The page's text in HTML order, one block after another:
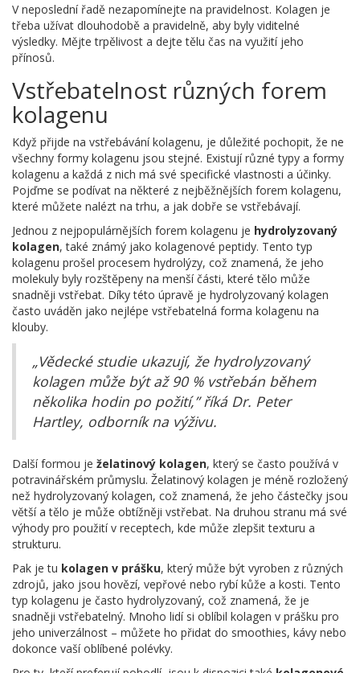
V neposlední řadě nezapomínejte na pravidelnost. Kolagen je
třeba užívat dlouhodobě a pravidelně, aby byly viditelné
výsledky. Mějte trpělivost a dejte tělu čas na využití jeho
přínosů.
Vstřebatelnost různých forem
kolagenu
Když přijde na vstřebávání kolagenu, je důležité pochopit, že ne
všechny formy kolagenu jsou stejné. Existují různé typy a formy
kolagenu a každá z nich má své specifické vlastnosti a účinky.
Pojďme se podívat na některé z nejběžnějších forem kolagenu,
které můžete nalézt na trhu, a jak dobře se vstřebávají.
Jednou z nejpopulárnějších forem kolagenu je hydrolyzovaný
kolagen, také známý jako kolagenové peptidy. Tento typ
kolagenu prošel procesem hydrolýzy, což znamená, že jeho
molekuly byly rozštěpeny na menší části, které tělo může
snadněji vstřebat. Díky této úpravě je hydrolyzovaný kolagen
často uváděn jako nejlépe vstřebatelná forma kolagenu na
klouby.
„Vědecké studie ukazují, že hydrolyzovaný
kolagen může být až 90 % vstřebán během
několika hodin po požití,” říká Dr. Peter
Hartley, odborník na výživu.
Další formou je želatinový kolagen, který se často používá v
potravinářském průmyslu. Želatinový kolagen je méně rozložený
než hydrolyzovaný kolagen, což znamená, že jeho částečky jsou
větší a tělo je může obtížněji vstřebat. Na druhou stranu má své
výhody pro použití v receptech, kde může zlepšit texturu a
strukturu.
Pak je tu kolagen v prášku, který může být vyroben z různých
zdrojů, jako jsou hovězí, vepřové nebo rybí kůže a kosti. Tento
typ kolagenu je často hydrolyzovaný, což znamená, že je
snadněji vstřebatelný. Mnoho lidí si oblíbil kolagen v prášku pro
jeho univerzálnost – můžete ho přidat do smoothies, kávy nebo
dokonce vaší oblíbené polévky.